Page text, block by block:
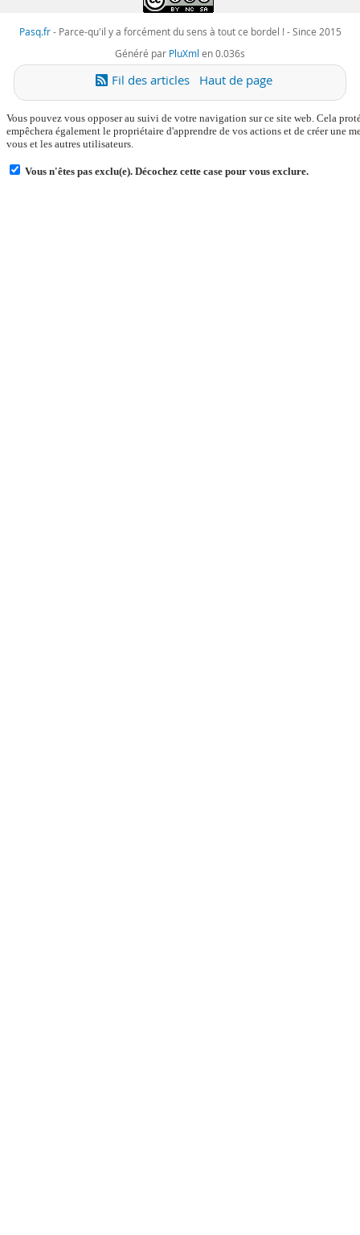
Pasq.fr- Parce-qu'il y a forcément du sens à tout ce bordel ! - Since 2015
Généré par PluXml en 0.036s
Fil des articles Haut de page